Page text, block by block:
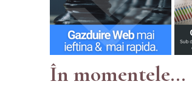
În momentele...